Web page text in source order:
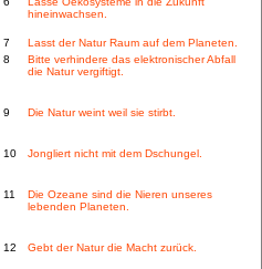
hineinwachsen.
7
Lasst der Natur Raum auf dem Planeten.
8
Bitte verhindere das elektronischer Abfall
die Natur vergiftigt.
9 Die Natur weint weil sie stirbt.
10 Jongliert nicht mit dem Dschungel.
11
Die Ozeane sind die Nieren unseres
lebenden Planeten.
12 Gebt der Natur die Macht zurück.